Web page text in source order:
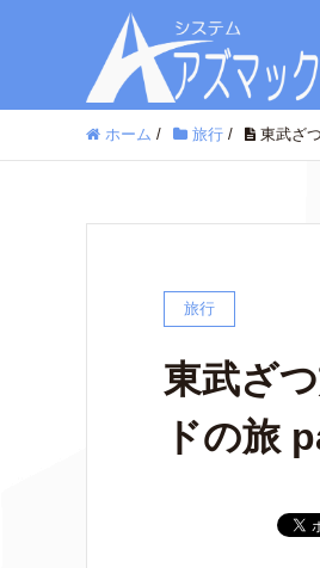
ホーム / 旅行 / 東武ざ
旅行
東武ざ
ドの旅